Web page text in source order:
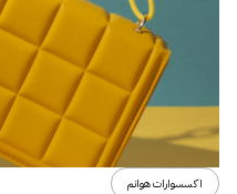
اكسسوارات هوانم